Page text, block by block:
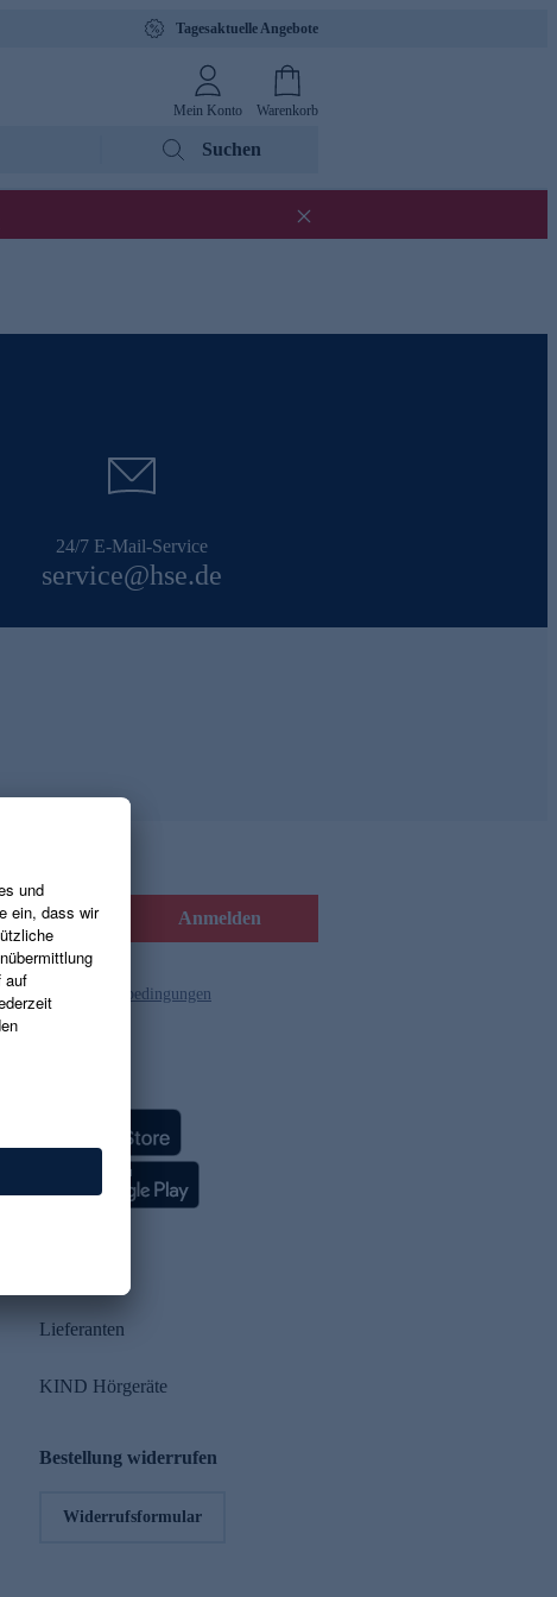
Tagesaktuelle Angebote
Mein Konto Warenkorb
Suchen
24/7 E-Mail-Service
service@hse.de
Anmelden
und die Gutscheinbedingungen
Lieferanten
KIND Hörgeräte
Bestellung widerrufen
Widerrufsformular